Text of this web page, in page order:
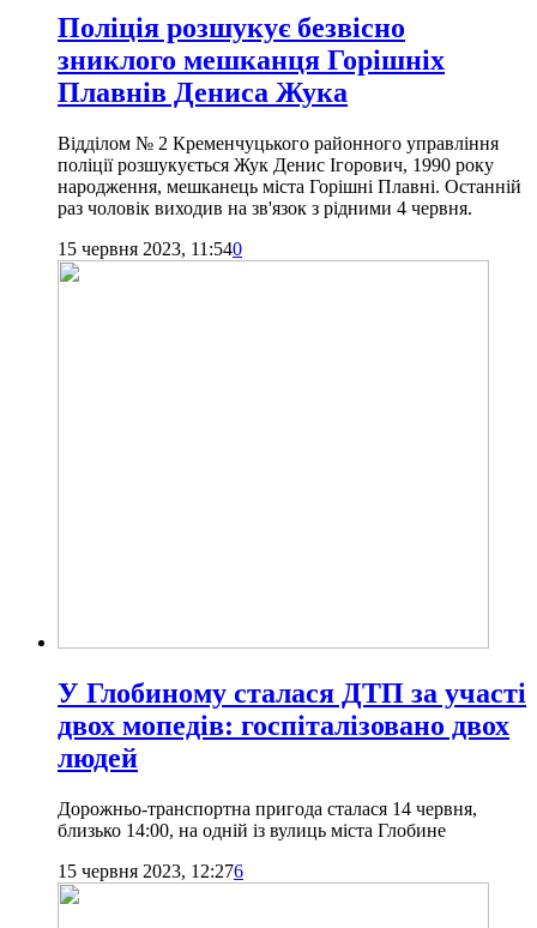
Поліція розшукує безвісно
зниклого мешканця Горішніх
Плавнів Дениса Жука
Відділом № 2 Кременчуцького районного управління
поліції розшукується Жук Денис Ігорович, 1990 року
народження, мешканець міста Горішні Плавні. Останній
раз чоловік виходив на зв'язок з рідними 4 червня.
15 червня 2023, 11:540
У Глобиному сталася ДТП за участі
двох мопедів: госпіталізовано двох
людей
Дорожньо-транспортна пригода сталася 14 червня,
близько 14:00, на одній із вулиць міста Глобине
15 червня 2023, 12:276